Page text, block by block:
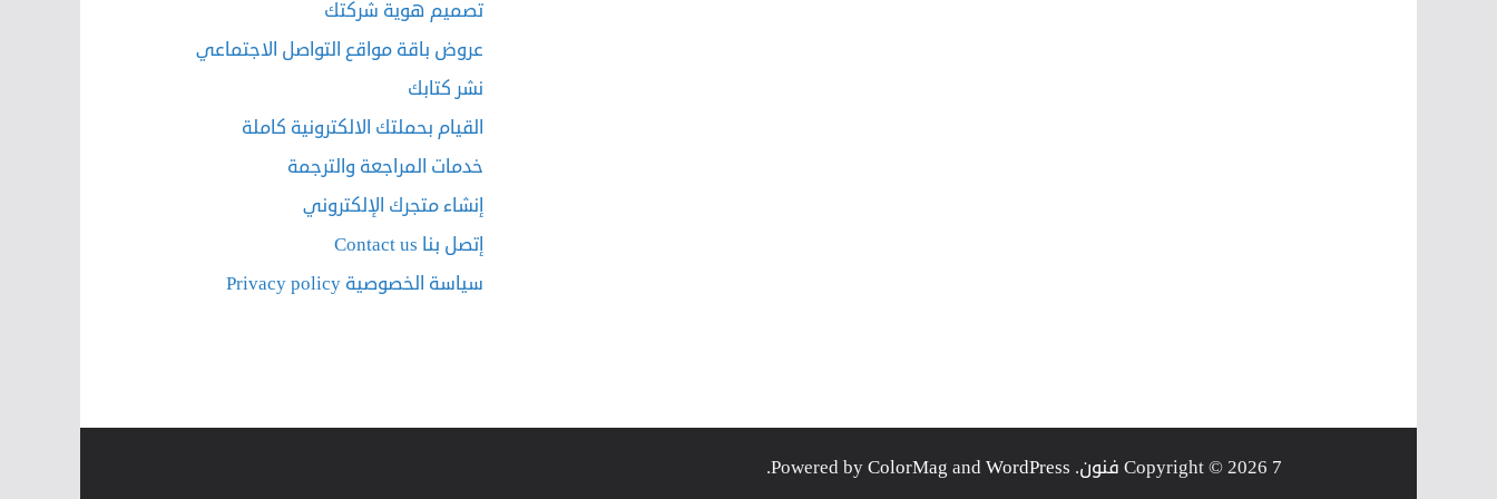
تصميم هوية شركتك
عروض باقة مواقع التواصل الاجتماعي
نشر كتابك
القيام بحملتك الالكترونية كاملة
خدمات المراجعة والترجمة
إنشاء متجرك الإلكتروني
إتصل بنا Contact us
سياسة الخصوصية Privacy policy
Copyright © 2026 7 فنون . Powered by
ColorMag andWordPress
.